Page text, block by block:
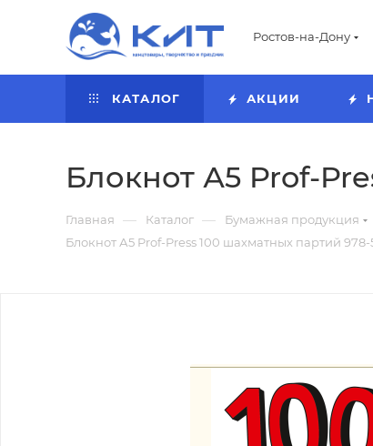
Ростов-на-Дону
КАТАЛОГ АКЦИИ
Блокнот А5 Prof-
Главная — Каталог — Бумажная продукция
Блокнот А5 Prof-Press 100 шахматных партий